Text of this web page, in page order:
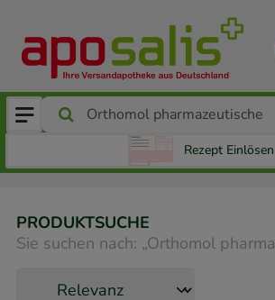
Rezept Einlösen
PRODUKTSUCHE
Sie suchen nach: „Orthomol